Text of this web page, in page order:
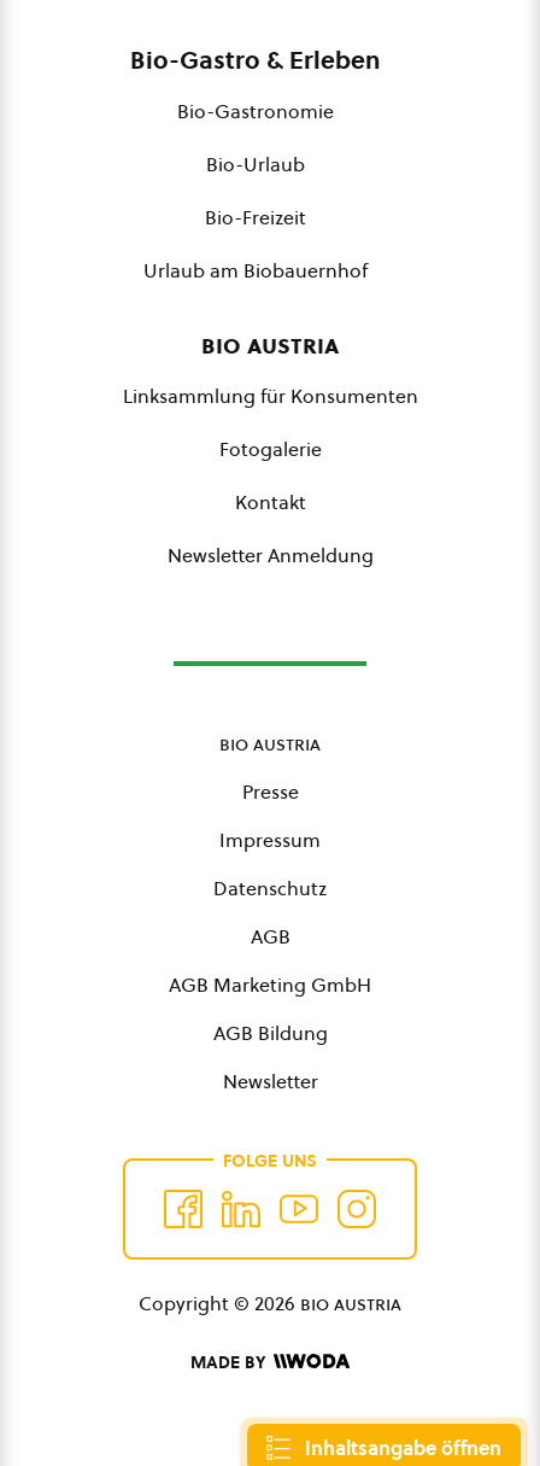
Inhaltsangabe öffnen
Bio-Gastro & Erleben
Bio-Gastronomie
Bio-Urlaub
Bio-Freizeit
Urlaub am Biobauernhof
bio austria
Linksammlung für Konsumenten
Fotogalerie
Kontakt
Newsletter Anmeldung
bio austria
Presse
Impressum
Datenschutz
AGB
AGB Marketing GmbH
AGB Bildung
Newsletter
FOLGE UNS
Copyright © 2026 bio austria
MADE BY